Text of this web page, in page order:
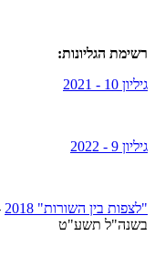
רשימת הגליונות:
גיליון 10 - 2021
גיליון 9 - 2022
"לצפות בין השורות" 2018
בשנה"ל תשע"ט